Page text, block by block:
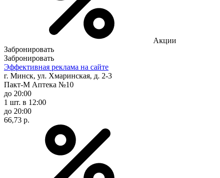
Акции
Забронировать
Забронировать
Эффективная реклама на сайте
г. Минск, ул. Хмаринская, д. 2-3
Пакт-М Аптека №10
до 20:00
1 шт. в 12:00
до 20:00
66,73 р.